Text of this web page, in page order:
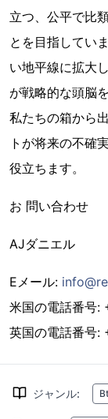
立つ、公平で比
とを目指してい
い地平線に拡大
が戦略的な頭脳
私たちの箱から
トが将来の不確
役立ちます。
お 問い合わせ
AJダニエル
Eメール:
米国の電話番号
英国の電話番号
ジャンル: